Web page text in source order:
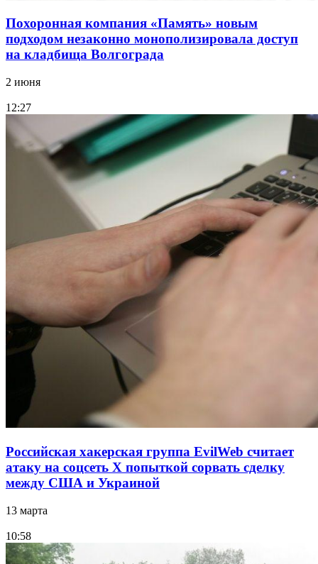
Похоронная компания «Память» новым
подходом незаконно монополизировала доступ
на кладбища Волгограда
2 июня
12:27
Российская хакерская группа EvilWeb считает
атаку на соцсеть Х попыткой сорвать сделку
между США и Украиной
13 марта
10:58